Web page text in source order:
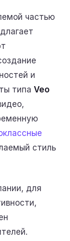
частью
и
типаVeo
стиль
для